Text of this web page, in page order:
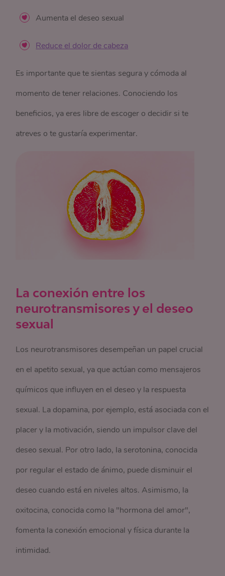
Aumenta el deseo sexual
Reduce el dolor de cabeza
Es importante que te sientas segura y cómoda al
momento de tener relaciones. Conociendo los
beneficios, ya eres libre de escoger o decidir si te
atreves o te gustaría experimentar.
La conexión entre los
neurotransmisores y el deseo
sexual
Los neurotransmisores desempeñan un papel crucial
en el apetito sexual, ya que actúan como mensajeros
químicos que influyen en el deseo y la respuesta
sexual. La dopamina, por ejemplo, está asociada con el
placer y la motivación, siendo un impulsor clave del
deseo sexual. Por otro lado, la serotonina, conocida
por regular el estado de ánimo, puede disminuir el
deseo cuando está en niveles altos. Asimismo, la
oxitocina, conocida como la "hormona del amor",
fomenta la conexión emocional y física durante la
intimidad.